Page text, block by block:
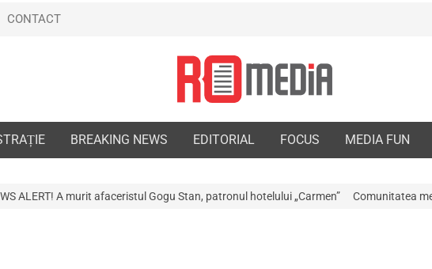
CONTACT
BREAKING NEWS EDITORIAL FOCUS MEDIA FUN
Gogu Stan, patronul hotelului „Carmen” Comunitatea medicală a Argeșului